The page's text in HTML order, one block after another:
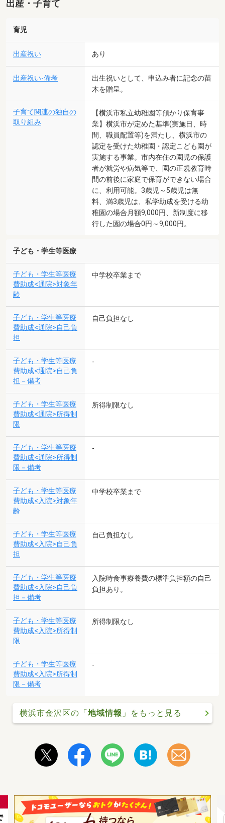
出産・子育て
育児
出産祝い あり
出産祝い-備考
出生祝いとして、申込み者に記念の苗
木を贈呈。
子育て関連の独自の
取り組み
【横浜市私立幼稚園等預かり保育事
業】横浜市が定めた基準(実施日、時
間、職員配置等)を満たし、横浜市の
認定を受けた幼稚園・認定こども園が
実施する事業。市内在住の園児の保護
者が就労や病気等で、園の正規教育時
間の前後に家庭で保育ができない場合
に、利用可能。3歳児～5歳児は無
料、満3歳児は、私学助成を受ける幼
稚園の場合月額9,000円、新制度に移
行した園の場合0円～9,000円。
子ども・学生等医療
子ども・学生等医療
費助成<通院>対象年
齢
中学校卒業まで
子ども・学生等医療
費助成<通院>自己負
担
自己負担なし
子ども・学生等医療
費助成<通院>自己負
担－備考
-
子ども・学生等医療
費助成<通院>所得制
限
所得制限なし
子ども・学生等医療
費助成<通院>所得制
限－備考
-
子ども・学生等医療
費助成<入院>対象年
齢
中学校卒業まで
子ども・学生等医療
費助成<入院>自己負
担
自己負担なし
子ども・学生等医療
費助成<入院>自己負
担－備考
入院時食事療養費の標準負担額の自己
負担あり。
子ども・学生等医療
費助成<入院>所得制
限
所得制限なし
子ども・学生等医療
費助成<入院>所得制
限－備考
-
横浜市金沢区の「地域情報 」をもっと見る